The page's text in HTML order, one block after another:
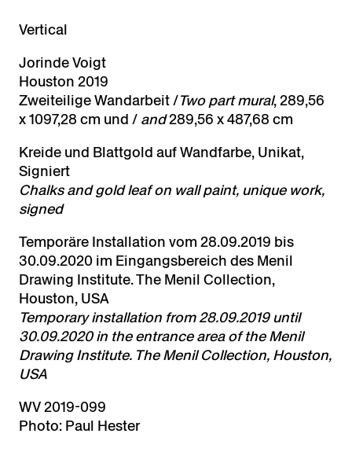
Vertical
Jorinde Voigt
Houston 2019
Zweiteilige Wandarbeit /Two part mural, 289,56
x 1097,28 cm und / and289,56 x 487,68 cm
Kreide und Blattgold auf Wandfarbe, Unikat,
Signiert
Chalks and gold leaf on wall paint, unique work,
signed
Temporäre Installation vom 28.09.2019 bis
30.09.2020 im Eingangsbereich des Menil
Drawing Institute. The Menil Collection,
Houston, USA
Temporary installation from 28.09.2019 until
30.09.2020 in the entrance area of the Menil
Drawing Institute. The Menil Collection, Houston,
USA
WV 2019-099
Photo: Paul Hester